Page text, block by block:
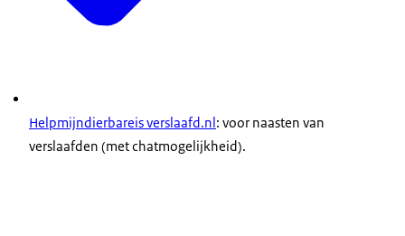
Helpmijndierbareis verslaafd.nl : voor naasten van
verslaafden (met chatmogelijkheid).